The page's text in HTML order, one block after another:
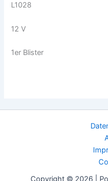
L1028
12 V
1er Blister
Copyright © 2026 |